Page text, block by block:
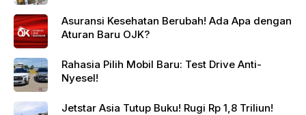
Asuransi Kesehatan Berubah! Ada Apa dengan
Aturan Baru OJK?
Rahasia Pilih Mobil Baru: Test Drive Anti-
Nyesel!
Jetstar Asia Tutup Buku! Rugi Rp 1,8 Triliun!